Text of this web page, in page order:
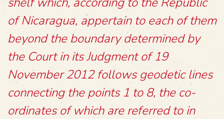
of Nicaragua, appertain to each of them
beyond the boundary determined by
the Court in its Judgment of 19
November 2012 follows geodetic lines
connecting the points 1 to 8, the co-
ordinates of which are referred to in